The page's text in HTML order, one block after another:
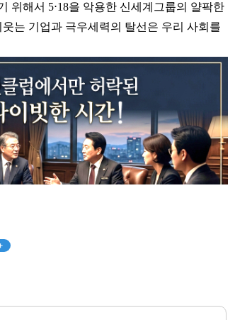
위해서 5⋅18을 악용한 신세계그룹의 얄팍한
는 기업과 극우세력의 탈선은 우리 사회를